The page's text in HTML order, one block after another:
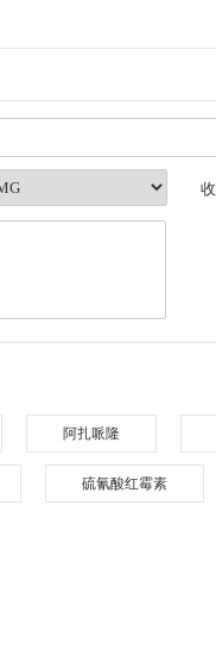
阿扎哌隆
硫氰酸红霉素